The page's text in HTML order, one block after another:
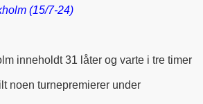
(15/7-24)
inneholdt 31 låter og varte i tre timer
noen turnepremierer under